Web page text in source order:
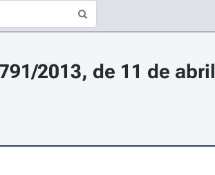
2013, de 11 de abril